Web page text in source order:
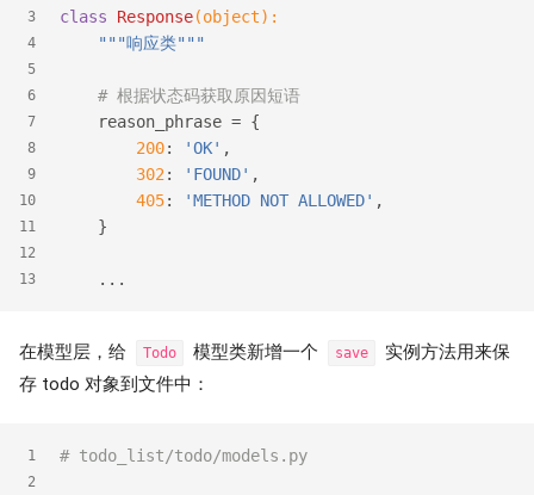
3
4
5
6
7
8
9
10
11
12
13
class Response(object) :
"""响应类"""
# 根据状态码获取原因短语
    reason_phrase = {
200: 'OK' ,
302 : 'FOUND' ,
405: 'METHOD NOT ALLOWED' ,
    }
    ...
在模型层，给 Todo 模型类新增一个 save
实例方法用来保
存 todo 对象到文件中：
1
2
# todo_list/todo/models.py